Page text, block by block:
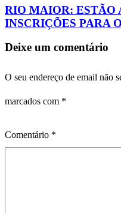
RIO MAIOR: ESTÃO
INSCRIÇÕES PARA
Deixe um comentário
O seu endereço de email não
marcados com *
Comentário *